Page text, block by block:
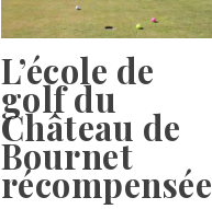
L’école de
golf du
Château de
Bournet
récompensée